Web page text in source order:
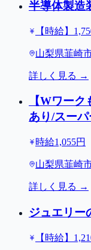
半導体製造
【時給】
山梨県韮崎
詳しく見る →
【Wワー
あり/スー
時給1,055円
山梨県韮崎
詳しく見る →
ジュエリー
【時給】